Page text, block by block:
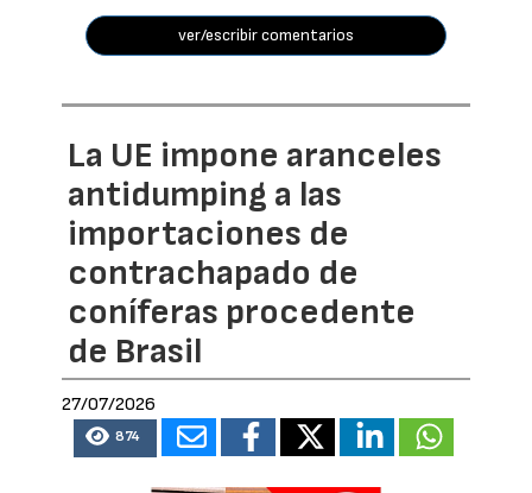
ver/escribir comentarios
La UE impone aranceles
antidumping a las
importaciones de
contrachapado de
coníferas procedente
de Brasil
27/07/2026
874